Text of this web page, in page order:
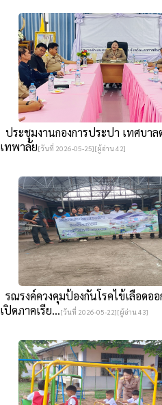
ประชุมงานกองการประปา เทศบาล
เทพาลัย[วันที่ 2026-05-25][ผู้อ่าน 42]
รณรงค์ควงคุมป้องกันโรคไข้เลือดอ
เปิดภาคเรีย...[วันที่ 2026-05-22][ผู้อ่าน 43]